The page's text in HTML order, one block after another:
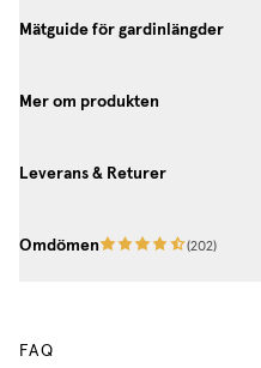
Mätguide för gardinlängder
Mer om produkten
Leverans & Returer
Omdömen (202)
FAQ